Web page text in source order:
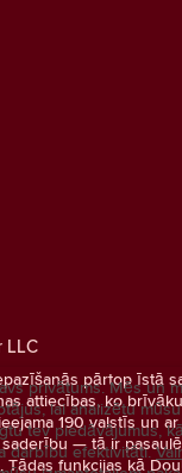
pārtop īstā
attiecības, ko
190 valstīs un
— tā ir
Tādas funkcijas kā
privātums. Mēs un
lai analizētu
tev piedāvājumus,
darbību efektivitāti.